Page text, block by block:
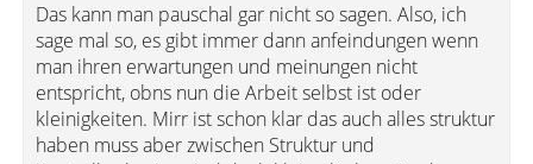
Das kann man pauschal gar nicht so sagen. Also, ich
sage mal so, es gibt immer dann anfeindungen wenn
man ihren erwartungen und meinungen nicht
entspricht, obns nun die Arbeit selbst ist oder
kleinigkeiten. Mirr ist schon klar das auch alles struktur
haben muss aber zwischen Struktur und